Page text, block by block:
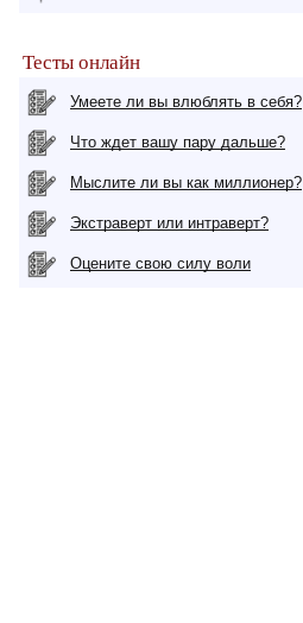
Тесты онлайн
Умеете ли вы влюблять в себя?
Что ждет вашу пару дальше?
Мыслите ли вы как миллионер?
Экстраверт или интраверт?
Оцените свою силу воли